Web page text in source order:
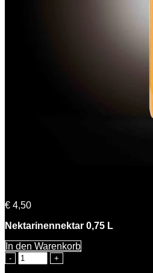
€ 4,50
Nektarinennektar 0,75 L
In den Warenkorb
Nadine
Nektarine